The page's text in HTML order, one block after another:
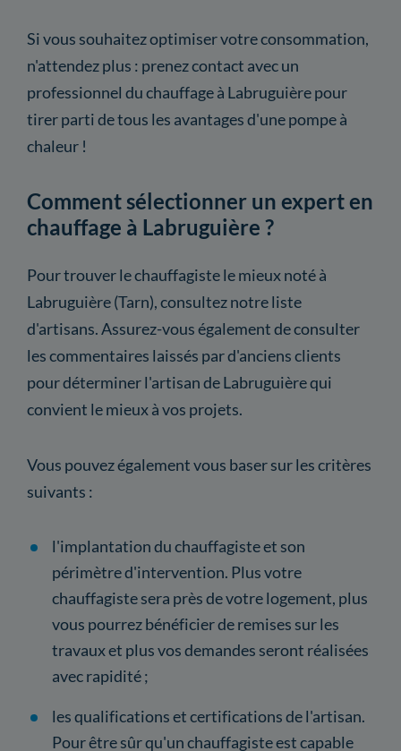
Si vous souhaitez optimiser votre consommation,
n'attendez plus : prenez contact avec un
professionnel du chauffage à Labruguière pour
tirer parti de tous les avantages d'une pompe à
chaleur !
Comment sélectionner un expert en
chauffage à Labruguière ?
Pour trouver le chauffagiste le mieux noté à
Labruguière (Tarn), consultez notre liste
d'artisans. Assurez-vous également de consulter
les commentaires laissés par d'anciens clients
pour déterminer l'artisan de Labruguière qui
convient le mieux à vos projets.
Vous pouvez également vous baser sur les critères
suivants :
l'implantation du chauffagiste et son
périmètre d'intervention. Plus votre
chauffagiste sera près de votre logement, plus
vous pourrez bénéficier de remises sur les
travaux et plus vos demandes seront réalisées
avec rapidité ;
les qualifications et certifications de l'artisan.
Pour être sûr qu'un chauffagiste est capable